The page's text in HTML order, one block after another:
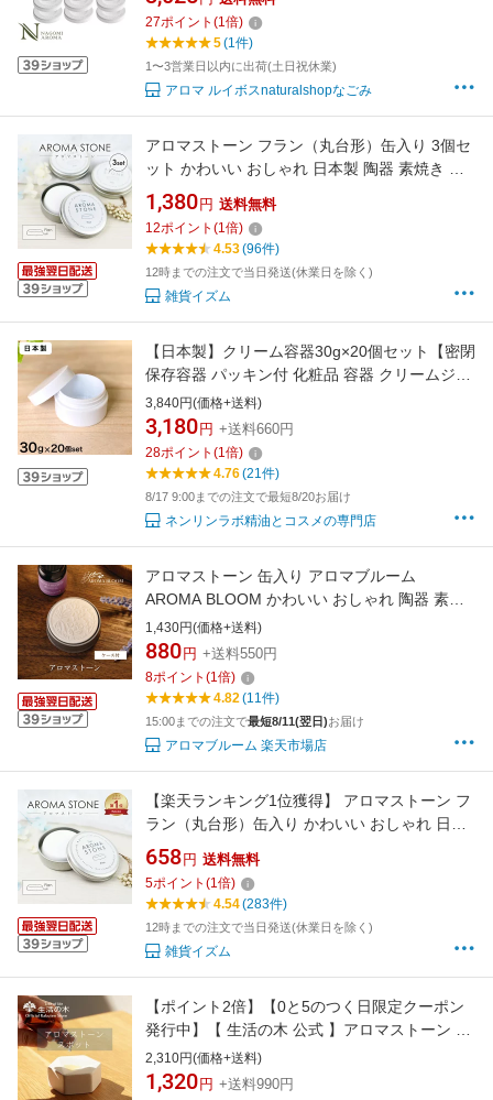
ッセンシャルオイル 精油 アロマディフューザ
ー かわいい おしゃれ インテリア ホワイト ギフ
27ポイント (1倍)
5(1件)
1〜3営業日以内に出荷(土日祝休業)
アロマ ルイボスnaturalshopなごみ
アロマストーン フラン（丸台形）缶入り 3個セ
ット かわいい おしゃれ 日本製 陶器 素焼き ホ
ワイト アロマディフューザー 直径約50mm x
高さ約8mm シンプル アロマ ストーン プレート
石 プレゼント 精油 受け皿 エッセンシャルオイ
ル 皿 車にも 国産
1,380 円 送料無料
12ポイント (1倍)
4.53(96件)
12時までの注文で当日発送(休業日を除く)
雑貨イズム
【日本製】クリーム容器30g×20個セット【密閉
保存容器 パッキン付 化粧品 容器 クリームジャ
ー クリームケース おしゃれ 可愛い 携帯用 携帯
持ち運び 軟膏 詰め替え容器 プラスチック】
3,840円(価格+送料)
3,180 円 +送料660円
28ポイント (1倍)
4.76(21件)
8/17 9:00までの注文で最短8/20お届け
ネンリンラボ精油とコスメの専門店
アロマストーン 缶入り アロマブルーム
AROMA BLOOM かわいい おしゃれ 陶器 素焼
き ホワイト アロマディフューザー シンプル ア
ロマ ストーン プレート プレゼント 精油 受け皿
エッセンシャルオイル 皿 車 アロマプレート ケ
ース
1,430円(価格+送料)
880 円 +送料550円
8ポイント (1倍)
4.82(11件)
15:00までの注文で最短8/11(翌日)お届け
アロマブルーム 楽天市場店
【楽天ランキング1位獲得】 アロマストーン フ
ラン（丸台形）缶入り かわいい おしゃれ 日本
製 陶器 素焼き ホワイト アロマディフューザー
直径約50mm x 高さ約8mm シンプル アロマ ス
トーン プレート 石 プレゼント 精油 受け皿 エ
ッセンシャルオイル 皿 車にも 国産
658 円 送料無料
5ポイント (1倍)
4.54(283件)
12時までの注文で当日発送(休業日を除く)
雑貨イズム
【ポイント2倍】【0と5のつく日限定クーポン
発行中】【 生活の木 公式 】アロマストーン ス
ポット | 正規品 アロマオイル アロマ エッセン
シャルオイル 芳香器 インテリア リビング 寝室
2,310円(価格+送料)
1,320 円 +送料990円